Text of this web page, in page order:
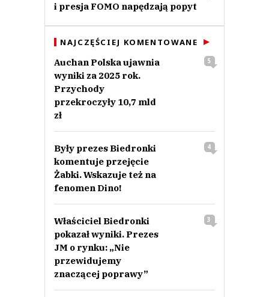
i presja FOMO napędzają popyt
NAJCZĘŚCIEJ KOMENTOWANE
Auchan Polska ujawnia
wyniki za 2025 rok.
Przychody
przekroczyły 10,7 mld
zł
5
Były prezes Biedronki
komentuje przejęcie
Żabki. Wskazuje też na
fenomen Dino!
4
Właściciel Biedronki
pokazał wyniki. Prezes
JM o rynku: „Nie
przewidujemy
znaczącej poprawy”
3